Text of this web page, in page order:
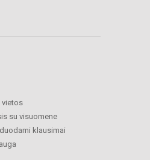
vietos
su visuomene
klausimai